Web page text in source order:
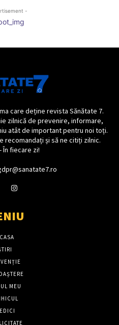
-
care deține revista Sănătate 7.
zilnică de prevenire, informare,
atât de important pentru noi toți.
recomandați și să ne citiți zilnic.
În fiecare zi!
MEU